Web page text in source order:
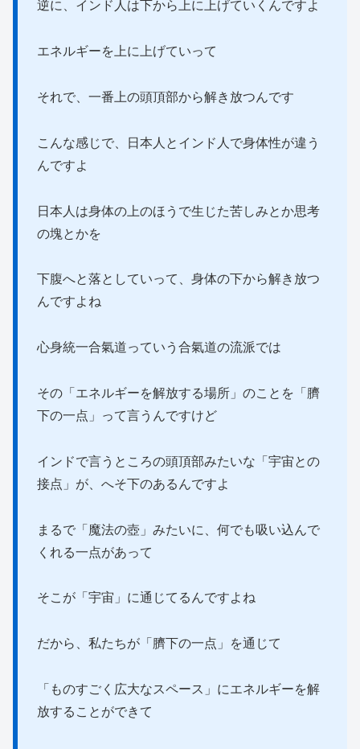
逆に、インド人は下から上に上げていくんですよ
エネルギーを上に上げていって
それで、一番上の頭頂部から解き放つんです
こんな感じで、日本人とインド人で身体性が違う
んですよ
日本人は身体の上のほうで生じた苦しみとか思考
の塊とかを
下腹へと落としていって、身体の下から解き放つ
んですよね
心身統一合氣道っていう合氣道の流派では
その「エネルギーを解放する場所」のことを「臍
下の一点」って言うんですけど
インドで言うところの頭頂部みたいな「宇宙との
接点」が、へそ下のあるんですよ
まるで「魔法の壺」みたいに、何でも吸い込んで
くれる一点があって
そこが「宇宙」に通じてるんですよね
だから、私たちが「臍下の一点」を通じて
「ものすごく広大なスペース」にエネルギーを解
放することができて